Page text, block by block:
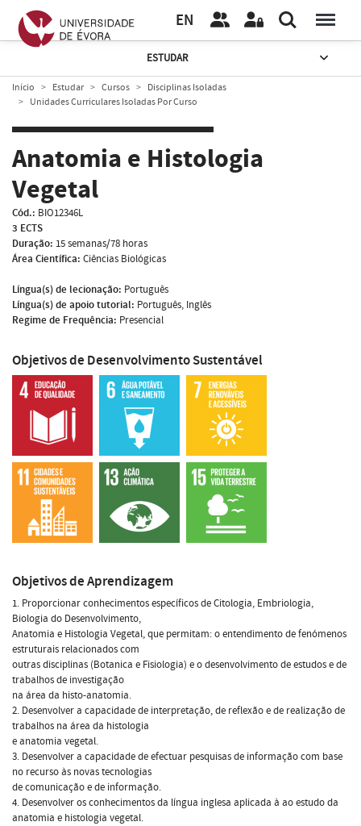
EN
ESTUDAR
Início Estudar Cursos
Disciplinas Isoladas
Unidades Curriculares Isoladas Por Curso
Anatomia e Histologia
Vegetal
Cód.: BIO12346L
3 ECTS
Duração: 15 semanas/78 horas
Área Científica: Ciências Biológicas
Língua(s) de lecionação: Português
Língua(s) de apoio tutorial: Português, Inglês
Regime de Frequência: Presencial
Objetivos de Desenvolvimento Sustentável
Objetivos de Aprendizagem
1. Proporcionar conhecimentos específicos de Citologia, Embriologia,
Biologia do Desenvolvimento,
Anatomia e Histologia Vegetal, que permitam: o entendimento de fenómenos
estruturais relacionados com
outras disciplinas (Botanica e Fisiologia) e o desenvolvimento de estudos e de
trabalhos de investigação
na área da histo-anatomia.
2. Desenvolver a capacidade de interpretação, de reflexão e de realização de
trabalhos na área da histologia
e anatomia vegetal.
3. Desenvolver a capacidade de efectuar pesquisas de informação com base
no recurso às novas tecnologias
de comunicação e de informação.
4. Desenvolver os conhecimentos da língua inglesa aplicada à ao estudo da
anatomia e histologia vegetal.